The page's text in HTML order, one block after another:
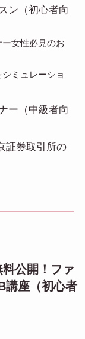
ン（初心者向
女性必見のお
ミュレーショ
ー（中級者向
証券取引所の
公開！ファ
講座（初心者